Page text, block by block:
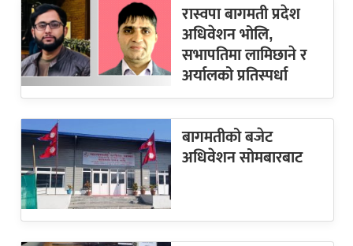
रास्वपा बागमती प्रदेश
अधिवेशन भोलि,
सभापतिमा लामिछाने र
अर्यालको प्रतिस्पर्धा
बागमतीको बजेट
अधिवेशन सोमबारबाट